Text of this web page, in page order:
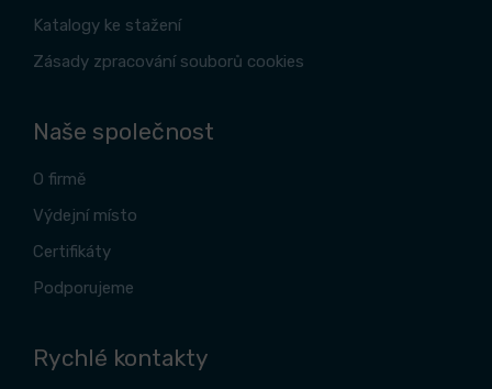
Katalogy ke stažení
Zásady zpracování souborů cookies
Naše společnost
O firmě
Výdejní místo
Certifikáty
Podporujeme
Rychlé kontakty